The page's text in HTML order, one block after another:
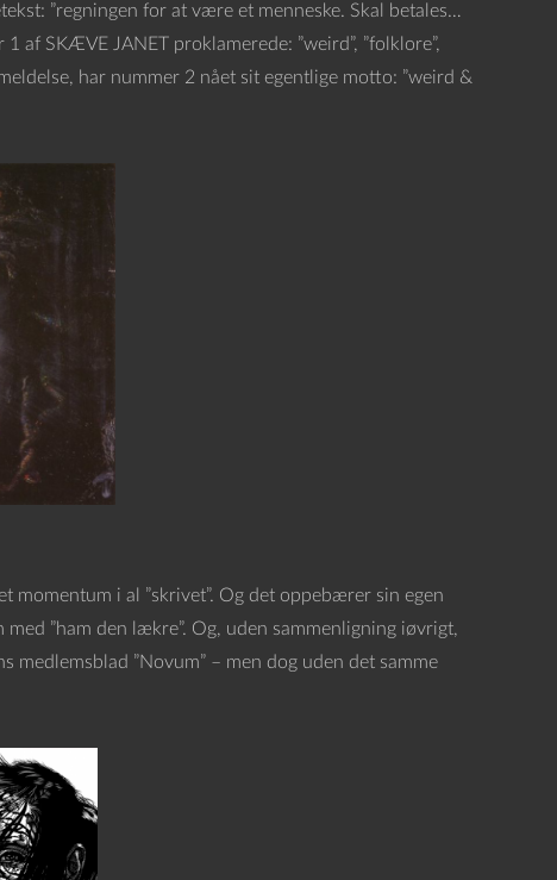
”regningen for at være et menneske. Skal betales…
af SKÆVE JANET proklamerede: ”weird”, ”folklore”,
har nummer 2 nået sit egentlige motto: ”weird &
momentum i al ”skrivet”. Og det oppebærer sin egen
”ham den lækre”. Og, uden sammenligning iøvrigt,
”Novum” – men dog uden det samme